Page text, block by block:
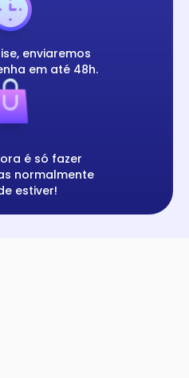
enviaremos
em até 48h.
é só fazer
normalmente
estiver!